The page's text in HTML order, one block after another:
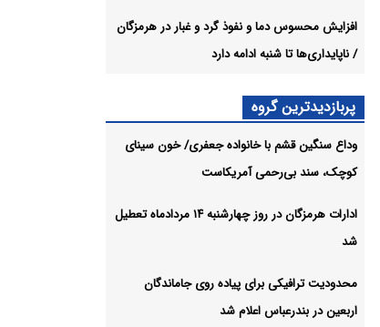
افزایش محسوس دما و نفوذ گرد و غبار در هرمزگان
/ ناپایداری‌ها تا شنبه ادامه دارد
پربازدیدترین گروه
وداع سنگین قشم با خانواده جعفری/ خون سینای
کوچک، سند بی‌رحمی آمریکاست
ادارات هرمزگان در روز چهارشنبه ۱۴ مردادماه تعطیل
شد
محدودیت ترافیکی برای پیاده روی جاماندگان
اربعین در بندرعباس اعلام شد